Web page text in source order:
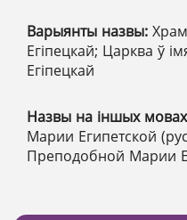
Варыянты назвы:
Егіпецкай; Царква ў
Егіпецкай
Назвы на іншых
Марии Египетской
Преподобной Марии